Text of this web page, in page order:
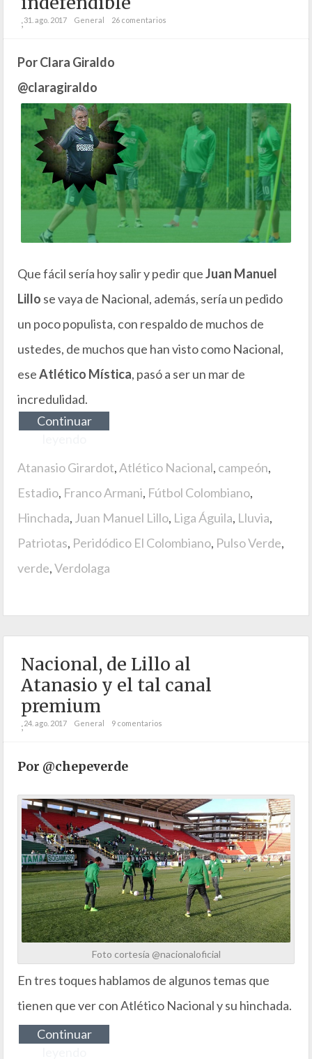
;31. ago. 2017 General 26 comentarios
Por Clara Giraldo
@claragiraldo
Que fácil sería hoy salir y pedir queJuan Manuel
Lillo se vaya de Nacional, además, sería un pedido
un poco populista, con respaldo de muchos de
ustedes, de muchos que han visto como Nacional,
eseAtlético Mística, pasó a ser un mar de
incredulidad.
Continuar
Atanasio Girardot,Atlético Nacional, campeón,
Estadio, Franco Armani, Fútbol Colombiano,
Hinchada, Juan Manuel Lillo, Liga Águila, Lluvia,
Patriotas, Peridódico El Colombiano, Pulso Verde,
verde,Verdolaga
Nacional, de Lillo al
Atanasio y el tal canal
premium
;24. ago. 2017 General 9 comentarios
Por @chepeverde
Foto cortesía @nacionaloficial
En tres toques hablamos de algunos temas que
tienen que ver con Atlético Nacional y su hinchada.
Continuar